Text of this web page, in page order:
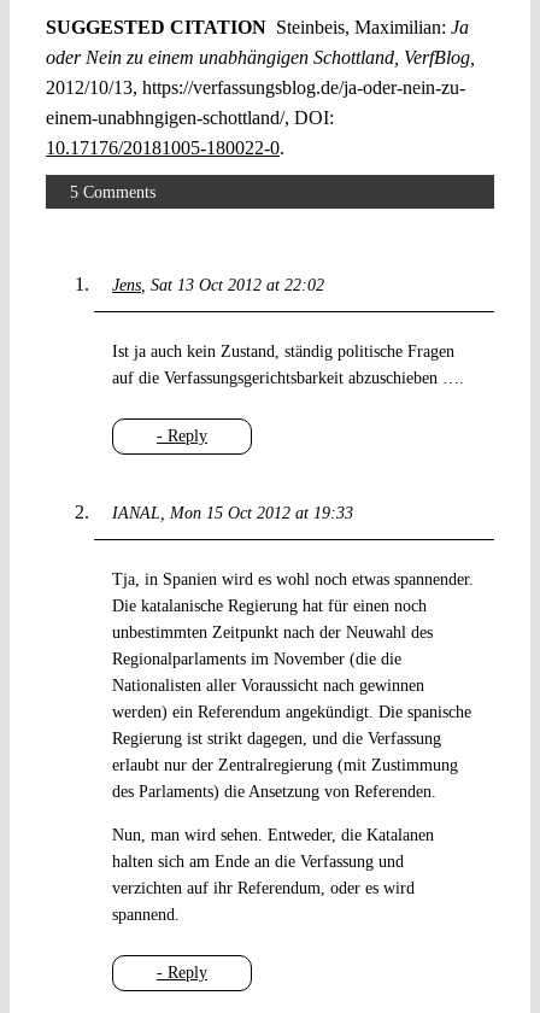
SUGGESTED CITATION Steinbeis, Maximilian: Ja
oder Nein zu einem unabhängigen Schottland, VerfBlog,
2012/10/13, https://verfassungsblog.de/ja-oder-nein-zu-
einem-unabhngigen-schottland/, DOI:
10.17176/20181005-180022-0.
5 Comments
Jens Sat 13 Oct 2012 at 22:02
- Reply
Ist ja auch kein Zustand, ständig politische Fragen
auf die Verfassungsgerichtsbarkeit abzuschieben ….
IANAL Mon 15 Oct 2012 at 19:33
- Reply
Tja, in Spanien wird es wohl noch etwas spannender.
Die katalanische Regierung hat für einen noch
unbestimmten Zeitpunkt nach der Neuwahl des
Regionalparlaments im November (die die
Nationalisten aller Voraussicht nach gewinnen
werden) ein Referendum angekündigt. Die spanische
Regierung ist strikt dagegen, und die Verfassung
erlaubt nur der Zentralregierung (mit Zustimmung
des Parlaments) die Ansetzung von Referenden.
Nun, man wird sehen. Entweder, die Katalanen
halten sich am Ende an die Verfassung und
verzichten auf ihr Referendum, oder es wird
spannend.